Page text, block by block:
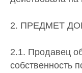
2. ПРЕДМЕТ
2.1. Продавец
собственность